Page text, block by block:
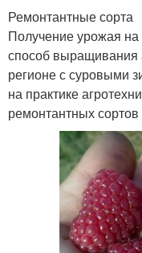
Ремонтантные сорта
Получение урожая на
способ выращивания
регионе с суровыми
на практике
ремонтантных